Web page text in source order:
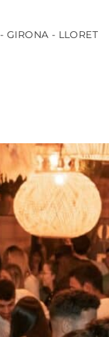
GIRONA - LLORET